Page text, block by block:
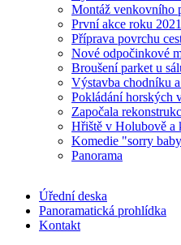
Montáž venkovního
První akce roku
Příprava povrchu
Nové odpočinkové
Broušení parket u
Výstavba chodníku
Pokládání horských
Započala
Hřiště v Holubově a
Komedie "sorry
Panorama
Úřední deska
Panoramatická prohlídka
Kontakt